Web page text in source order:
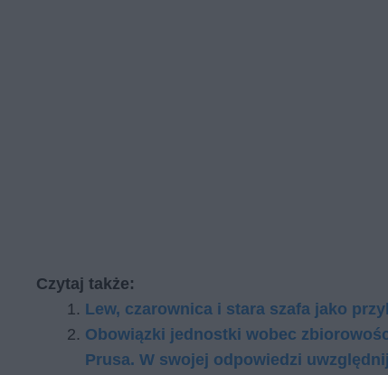
Czytaj także:
Lew, czarownica i stara szafa jako
Obo­wiąz­ki jed­nost­ki wo­bec
Pru­sa. W swo­jej od­po­wie­dzi